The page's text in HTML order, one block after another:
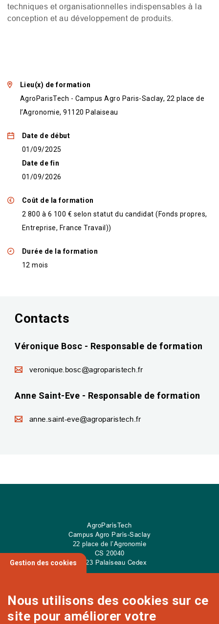
techniques et organisationnelles indispensables à la
conception et au développement de produits.
Lieu(x) de formation
AgroParisTech - Campus Agro Paris-Saclay, 22 place de
l’Agronomie, 91120 Palaiseau
Date de début
01/09/2025
Date de fin
01/09/2026
Coût de la formation
2 800 à 6 100 € selon statut du candidat (Fonds propres,
Entreprise, France Travail))
Durée de la formation
12 mois
Contacts
Véronique Bosc - Responsable de formation
veronique.bosc@agroparistech.fr
Anne Saint-Eve - Responsable de formation
anne.saint-eve@agroparistech.fr
AgroParisTech
Campus Agro Paris-Saclay
22 place de l’Agronomie
CS 20040
91 123 Palaiseau Cedex
NOUS CONTACTER
Gestion des cookies
Nous utilisons des cookies sur ce
site pour améliorer votre